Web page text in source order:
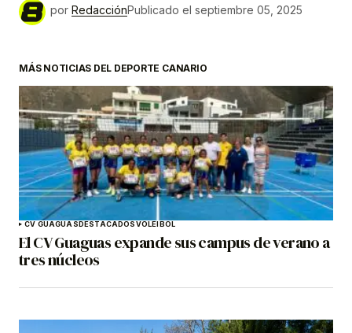
por RedacciónPublicado el septiembre 05, 2025
MÁS NOTICIAS DEL DEPORTE CANARIO
CV GUAGUASDESTACADOSVOLEIBOL
El CV Guaguas expande sus campus de verano a
tres núcleos